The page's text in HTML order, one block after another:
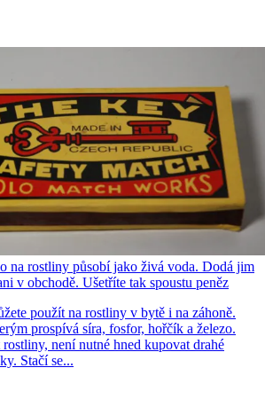
na rostliny působí jako živá voda. Dodá jim
v obchodě. Ušetříte tak spoustu peněz
použít na rostliny v bytě i na záhoně.
prospívá síra, fosfor, hořčík a železo.
není nutné hned kupovat drahé
Stačí se...